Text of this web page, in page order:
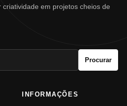
em projetos cheios de
Procurar
INFORMAÇÕES